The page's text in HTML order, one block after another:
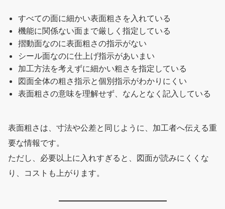
すべての面に細かい表面粗さを入れている
機能に関係ない面まで厳しく指定している
摺動面なのに表面粗さの指示がない
シール面なのに仕上げ指示があいまい
加工方法を考えずに細かい粗さを指定している
図面全体の粗さ指示と個別指示がわかりにくい
表面粗さの意味を理解せず、なんとなく記入している
表面粗さは、寸法や公差と同じように、加工者へ伝える重
要な情報です。
ただし、必要以上に入れすぎると、図面が読みにくくな
り、コストも上がります。